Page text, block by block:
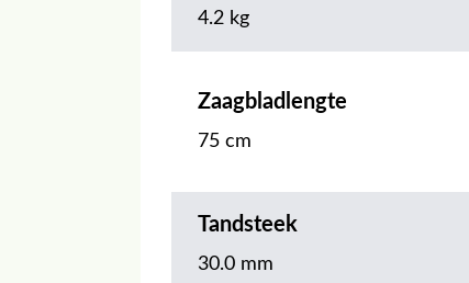
4.2 kg
Zaagbladlengte
75 cm
Tandsteek
30.0 mm